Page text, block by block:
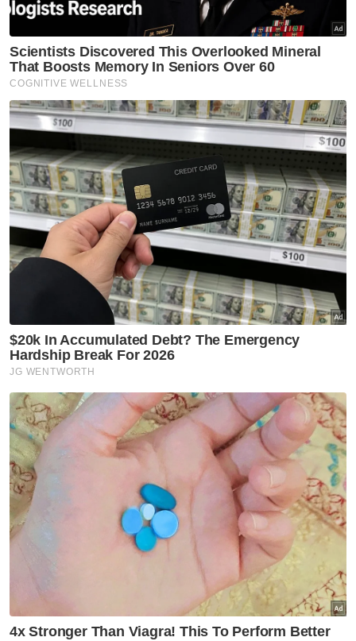
Sukan
Buang rasa gentar bertemu
Vietnam
Sukan
Hakim Danish terjatuh,
terpaksa akhiri GP Britain lebih
awal
Sukan
JDT, Chelsea sama kuat